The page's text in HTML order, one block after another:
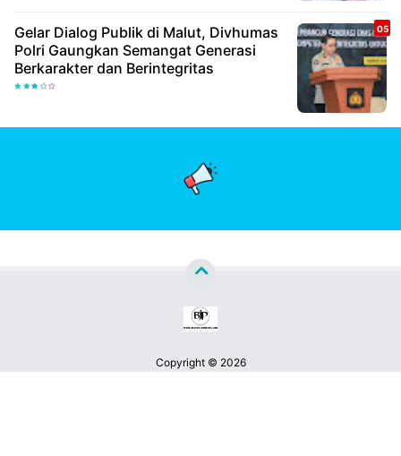
Gelar Dialog Publik di Malut, Divhumas
Polri Gaungkan Semangat Generasi
Berkarakter dan Berintegritas
Copyright © 2026
Berita Jatim Pos™